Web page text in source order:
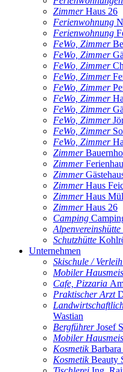
ZimmerHaus 26
Ferienwohnung
Ferienwohnung
FeWo, Zimmer
FeWo, Zimmer
FeWo, Zimmer
FeWo, Zimmer
FeWo, Zimmer
FeWo, Zimmer
FeWo, Zimmer
FeWo, Zimmer
FeWo, Zimmer
FeWo, Zimmer
Zimmer
Zimmer
Zimmer
ZimmerHaus
ZimmerHaus
ZimmerHaus 26
Camping
Alpenvereinshütte
Schutzhütte
Unternehmen
Skischule / Verleih
Mobiler
Cafe, Pizzaria
Praktischer Arzt
Wastian
BergführerJosef
Mobiler
Kosmetik
KosmetikBeauty